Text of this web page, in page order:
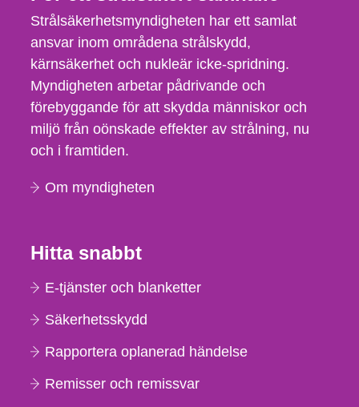
Strålsäkerhetsmyndigheten har ett samlat
ansvar inom områdena strålskydd,
kärnsäkerhet och nukleär icke-spridning.
Myndigheten arbetar pådrivande och
förebyggande för att skydda människor och
miljö från oönskade effekter av strålning, nu
och i framtiden.
Om myndigheten
Hitta snabbt
E-tjänster och blanketter
Säkerhetsskydd
Rapportera oplanerad händelse
Remisser och remissvar